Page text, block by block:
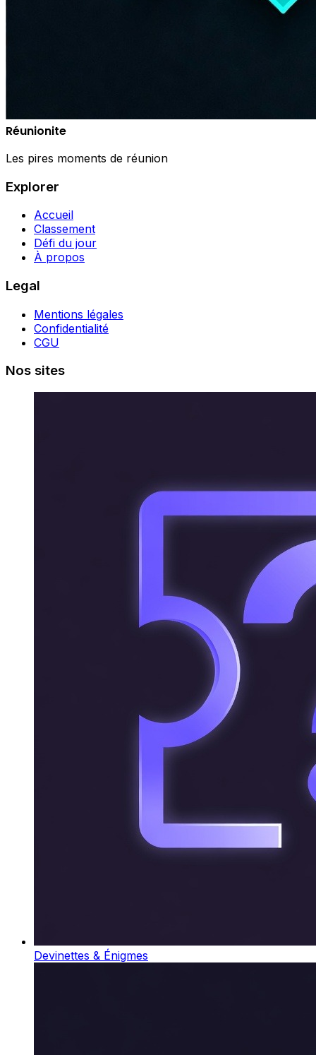
Réunionite
Les pires moments de réunion
Explorer
Accueil
Classement
Défi du jour
À propos
Legal
Mentions légales
Confidentialité
CGU
Nos sites
Devinettes & Énigmes